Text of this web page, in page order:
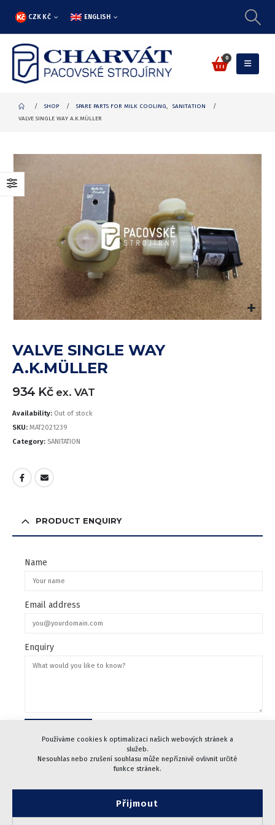
Používáme cookies k optimalizaci našich webových stránek a
služeb.
Nesouhlas nebo zrušení souhlasu může nepříznivě ovlivnit určité
funkce stránek.
Přijmout
CZK KČ ENGLISH
0
SHOP SPARE PARTS FOR MILK COOLING,
SANITATION
VALVE SINGLE WAY A.K.MÜLLER
VALVE SINGLE WAY
A.K.MÜLLER
934 Kč ex. VAT
Availability: Out of stock
SKU: MAT2021239
Category: SANITATION
PRODUCT ENQUIRY
Name
Email address
Enquiry
© 2005-2024 CHARVÁT Pacovské strojírny, a.s.
| Designed bywebidea.cz